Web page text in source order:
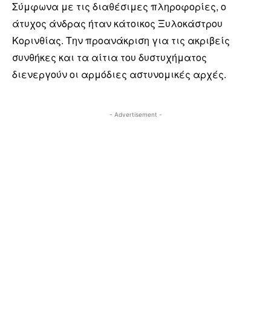
Σύμφωνα με τις διαθέσιμες πληροφορίες, ο
άτυχος άνδρας ήταν κάτοικος Ξυλοκάστρου
Κορινθίας. Την προανάκριση για τις ακριβείς
συνθήκες και τα αίτια του δυστυχήματος
διενεργούν οι αρμόδιες αστυνομικές αρχές.
- Advertisement -